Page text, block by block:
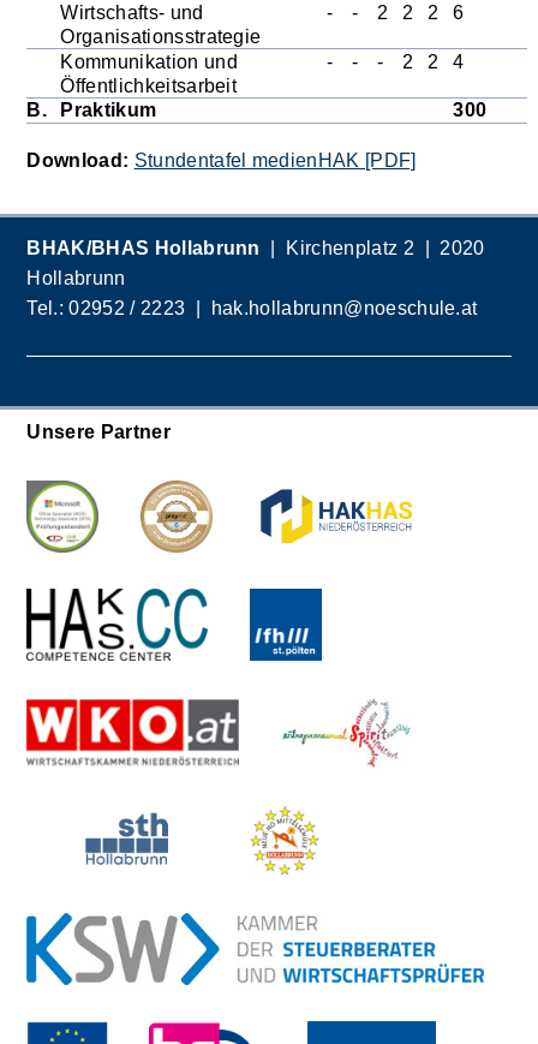
Wirtschafts- und
Organisationsstrategie
- - 2 2 2 6
Kommunikation und
Öffentlichkeitsarbeit
- - - 2 2 4
B. Praktikum 300
Download: Stundentafel medienHAK [PDF]
BHAK/BHAS Hollabrunn
| Kirchenplatz 2 | 2020
Hollabrunn
Tel.:02952 / 2223 | hak.hollabrunn@noeschule.at
Unsere Partner